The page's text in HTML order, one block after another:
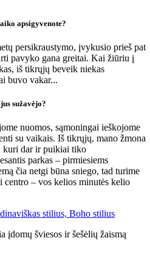
apsigyvenote?
persikraustymo, įvykusio prieš pat
pavyko gana greitai. Kai žiūriu į
iš tikrųjų beveik niekas
buvo vakar...
sužavėjo?
nuomos, sąmoningai ieškojome
su vaikais. Iš tikrųjų, mano žmona
kuri dar ir puikiai tiko
parkas – pirmiesiems
čia netgi būna sniego, tad turime
– vos kelios minutės kelio
įdomų šviesos ir šešėlių žaismą